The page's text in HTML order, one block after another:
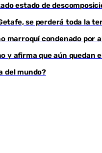
estado de
se perderá toda la
marroquí condenado por
y afirma que aún
del mundo?